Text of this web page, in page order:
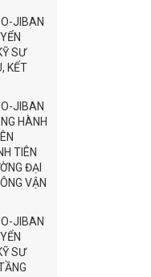
JIBAN
SƯ
KẾT
JIBAN
HÀNH
TIÊN
ĐẠI
VẬN
JIBAN
SƯ